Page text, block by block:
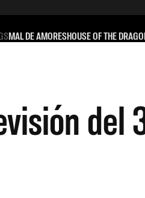
MAL DE AMORESHOUSE OF THE
del